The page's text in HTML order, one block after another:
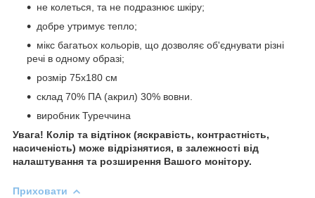
не колеться, та не подразнює шкіру;
добре утримує тепло;
мікс багатьох кольорів, що дозволяє об'єднувати різні
речі в одному образі;
розмір 75х180 см
склад 70% ПА (акрил) 30% вовни.
виробник Туреччина
Увага! Колір та відтінок (яскравість, контрастність,
насиченість) може відрізнятися, в залежності від
налаштування та розширення Вашого монітору.
Приховати